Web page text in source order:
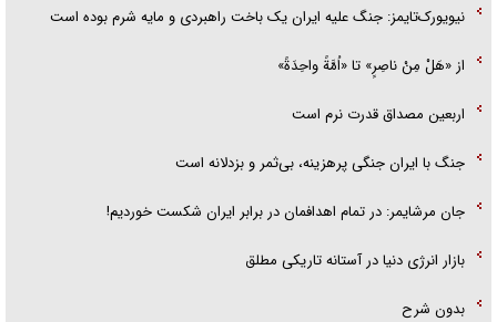
نیویورک‌تایمز: جنگ علیه ایران یک باخت راهبردی و مایه شرم بوده است
از «هَلْ مِنْ ناصِرٍ» تا «اُمَّةً واحِدَةً»
اربعین مصداق قدرت نرم است
جنگ با ایران جنگی پرهزینه، بی‌ثمر و بزدلانه است
جان مرشایمر: در تمام اهدافمان در برابر ایران شکست خوردیم!
بازار انرژی دنیا در آستانه تاریکی مطلق
بدون شرح